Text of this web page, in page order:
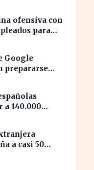
ofensiva con
para
Google
prepararse
a 140.000
a casi 50